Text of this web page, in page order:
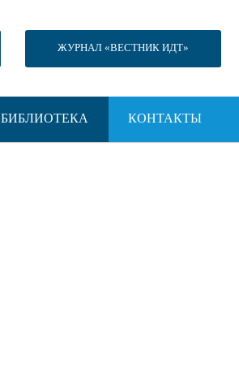
ЖУРНАЛ «ВЕСТНИК ИДТ»
БИБЛИОТЕКА КОНТАКТЫ